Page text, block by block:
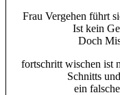
Frau Vergehen führt
Ist kein
Doch
fortschritt wischen ist
Schnitts
ein